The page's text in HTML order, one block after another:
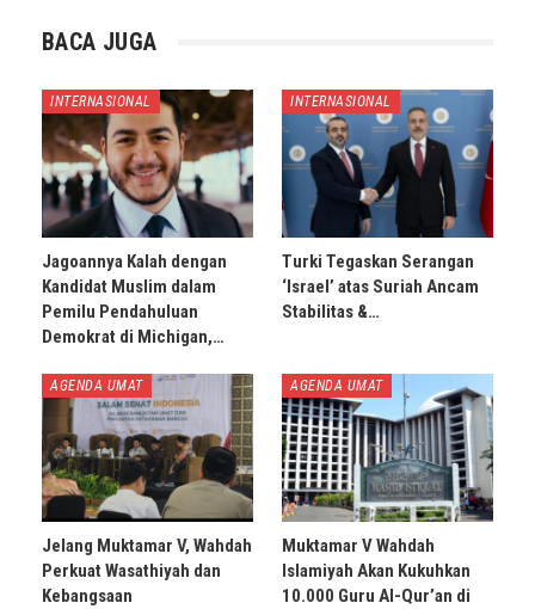
BACA JUGA
INTERNASIONAL
Jagoannya Kalah dengan
Kandidat Muslim dalam
Pemilu Pendahuluan
Demokrat di Michigan,…
INTERNASIONAL
Turki Tegaskan Serangan
‘Israel’ atas Suriah Ancam
Stabilitas &…
AGENDA UMAT
Jelang Muktamar V, Wahdah
Perkuat Wasathiyah dan
Kebangsaan
AGENDA UMAT
Muktamar V Wahdah
Islamiyah Akan Kukuhkan
10.000 Guru Al-Qur’an di